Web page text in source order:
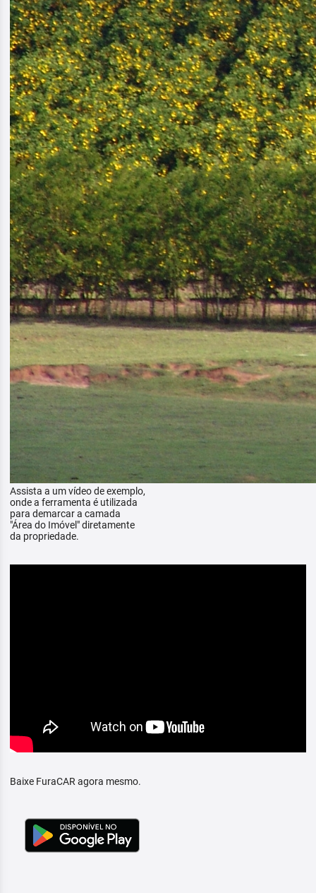
Assista a um vídeo de exemplo,
onde a ferramenta é utilizada
para demarcar a camada
"Área do Imóvel" diretamente
da propriedade.
Baixe FuraCAR agora mesmo.